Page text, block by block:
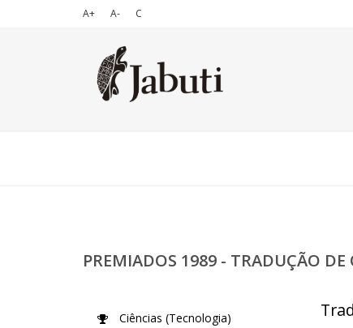
A+ A- C
PREMIADOS 1989 - TRADUÇÃO DE
Ciências (Tecnologia)